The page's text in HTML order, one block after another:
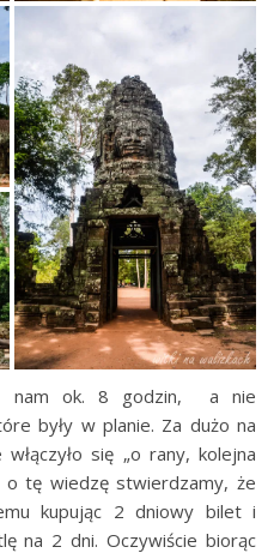
nam ok. 8 godzin, a nie
były w planie. Za dużo na
się „o rany, kolejna
o tę wiedzę stwierdzamy, że
kupując 2 dniowy bilet i
na 2 dni. Oczywiście biorąc